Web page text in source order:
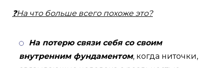
❓На что больше всего похоже это?
На потерю связи себя со своим
внутренним фундаментом, когда ниточки,